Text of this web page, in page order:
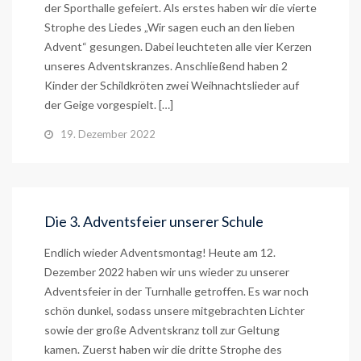
der Sporthalle gefeiert. Als erstes haben wir die vierte
Strophe des Liedes „Wir sagen euch an den lieben
Advent“ gesungen. Dabei leuchteten alle vier Kerzen
unseres Adventskranzes. Anschließend haben 2
Kinder der Schildkröten zwei Weihnachtslieder auf
der Geige vorgespielt. […]
19. Dezember 2022
Die 3. Adventsfeier unserer Schule
Endlich wieder Adventsmontag! Heute am 12.
Dezember 2022 haben wir uns wieder zu unserer
Adventsfeier in der Turnhalle getroffen. Es war noch
schön dunkel, sodass unsere mitgebrachten Lichter
sowie der große Adventskranz toll zur Geltung
kamen. Zuerst haben wir die dritte Strophe des